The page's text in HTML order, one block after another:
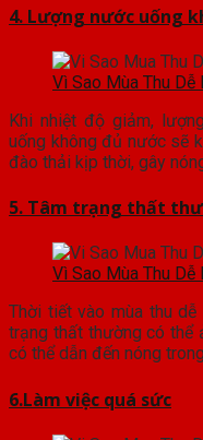
4. Lượng nước uống
Vì Sao Mùa Thu Dễ
Khi nhiệt độ giảm,
uống không đủ nước sẽ
đào thải kịp thời, gây
5. Tâm trạng thất
Vì Sao Mùa Thu Dễ
Thời tiết vào mùa thu
trạng thất thường có thể
có thể dẫn đến nóng
6.Làm việc quá sức